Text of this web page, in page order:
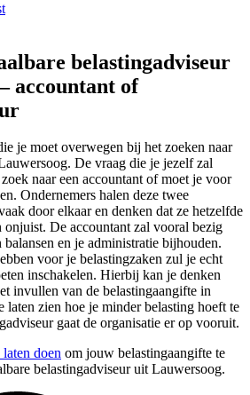
belastingadviseur
accountant of
je moet overwegen bij het zoeken naar
De vraag die je jezelf zal
naar een accountant of moet je voor
Ondernemers halen deze twee
door elkaar en denken dat ze hetzelfde
De accountant zal vooral bezig
en je administratie bijhouden.
voor je belastingzaken zul je echt
inschakelen. Hierbij kan je denken
invullen van de belastingaangifte in
laten zien hoe je minder belasting hoeft te
gaat de organisatie er op vooruit.
doen om jouw belastingaangifte te
belastingadviseur uit Lauwersoog.